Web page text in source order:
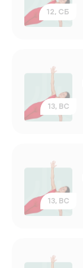
12, СБ
13, ВС
13, ВС